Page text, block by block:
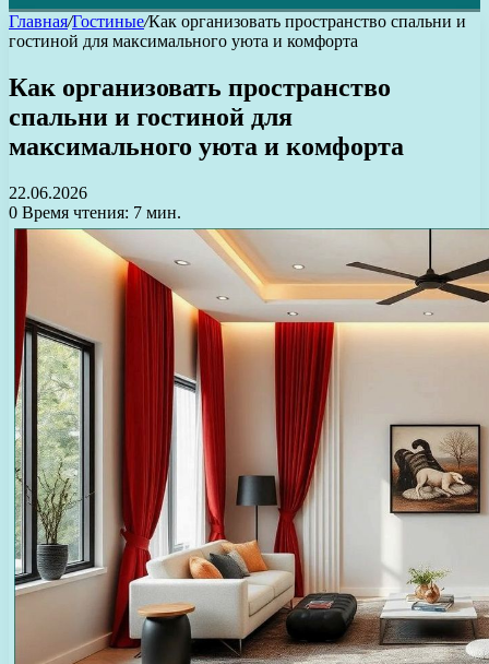
Главная/Гостиные/Как организовать пространство спальни и
гостиной для максимального уюта и комфорта
Как организовать пространство
спальни и гостиной для
максимального уюта и комфорта
22.06.2026
0 Время чтения: 7 мин.